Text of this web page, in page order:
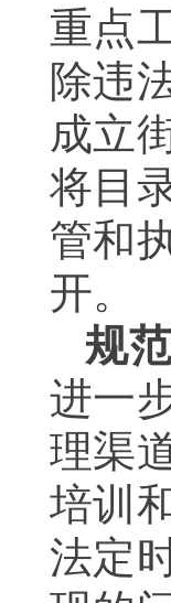
重点
除违
成立
将目
管和
开。
规
进一
理渠
培训
法定